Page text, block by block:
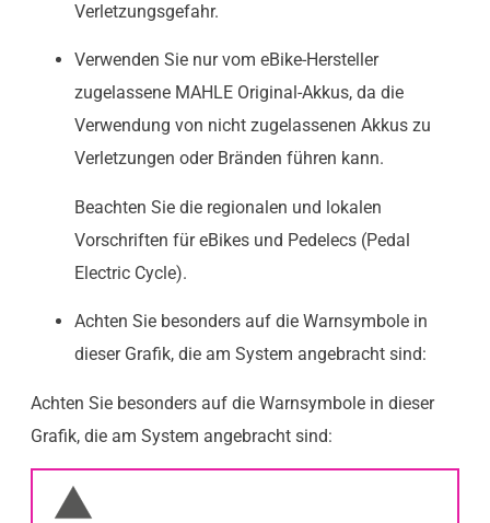
Verletzungsgefahr.
Verwenden Sie nur vom eBike-Hersteller
zugelassene MAHLE Original-Akkus, da die
Verwendung von nicht zugelassenen Akkus zu
Verletzungen oder Bränden führen kann.
Beachten Sie die regionalen und lokalen
Vorschriften für eBikes und Pedelecs (Pedal
Electric Cycle).
Achten Sie besonders auf die Warnsymbole in
dieser Grafik, die am System angebracht sind:
Achten Sie besonders auf die Warnsymbole in dieser
Grafik, die am System angebracht sind: